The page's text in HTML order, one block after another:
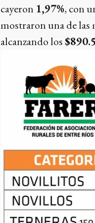
cayeron 1,97%, con
mostraron una de las
alcanzando los